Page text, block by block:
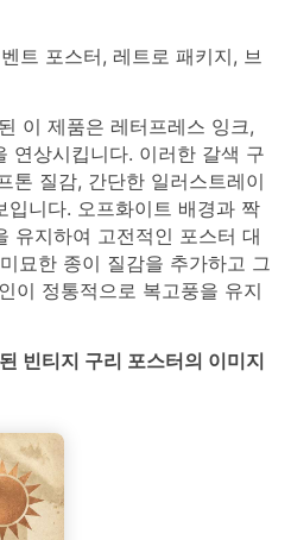
트 포스터, 레트로 패키지, 브
이 제품은 레터프레스 잉크,
연상시킵니다. 이러한 갈색 구
톤 질감, 간단한 일러스트레이
입니다. 오프화이트 배경과 짝
유지하여 고전적인 포스터 대
묘한 종이 질감을 추가하고 그
이 정통적으로 복고풍을 유지
빈티지 구리 포스터의 이미지